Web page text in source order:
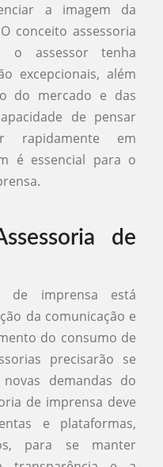
a imagem da
conceito assessoria
o assessor tenha
excepcionais, além
do mercado e das
de pensar
rapidamente em
é essencial para o
de
de imprensa está
da comunicação e
do consumo de
precisarão se
demandas do
de imprensa deve
e plataformas,
para se manter